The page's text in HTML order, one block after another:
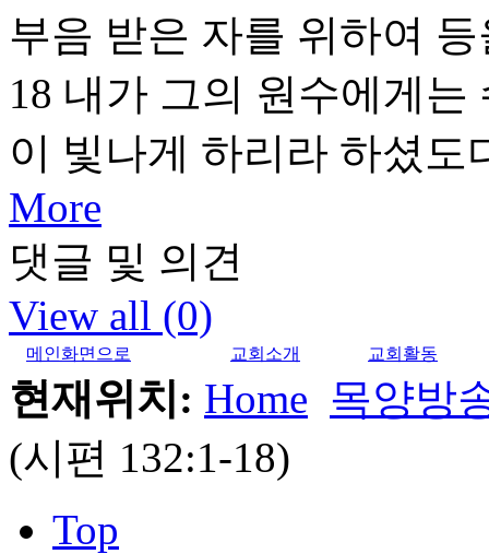
부음 받은 자를 위하여
18 내가 그의 원수에게
이 빛나게 하리라 하셨도
More
댓글 및 의견
View all (0)
메인화면으로 교회소개 교회활동
현재위치: Home 목양방
(시편 132:1-18)
Top